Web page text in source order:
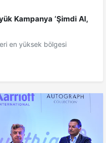
Kampanya ‘Şimdi Al,
en yüksek bölgesi